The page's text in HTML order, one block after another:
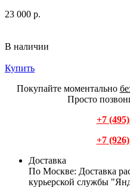
23 000 р.
В наличии
Купить
Покупайте моментально
Просто
+7
+7
Доставка
По Москве: Доставка
курьерской службы